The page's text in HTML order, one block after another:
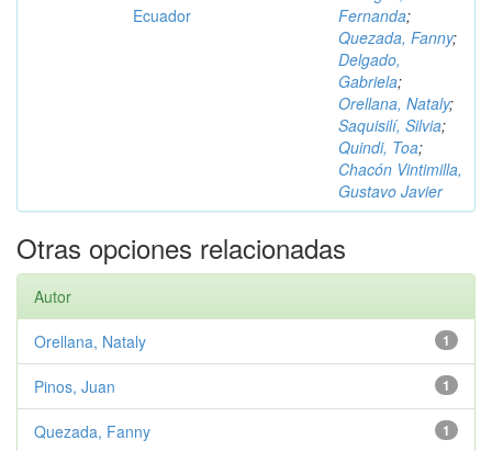
Ecuador
Fernanda;
Quezada, Fanny;
Delgado,
Gabriela;
Orellana, Nataly;
Saquisilí, Silvia;
Quindi, Toa;
Chacón Vintimilla,
Gustavo Javier
Otras opciones relacionadas
Autor
1
Orellana, Nataly
1
Pinos, Juan
1
Quezada, Fanny